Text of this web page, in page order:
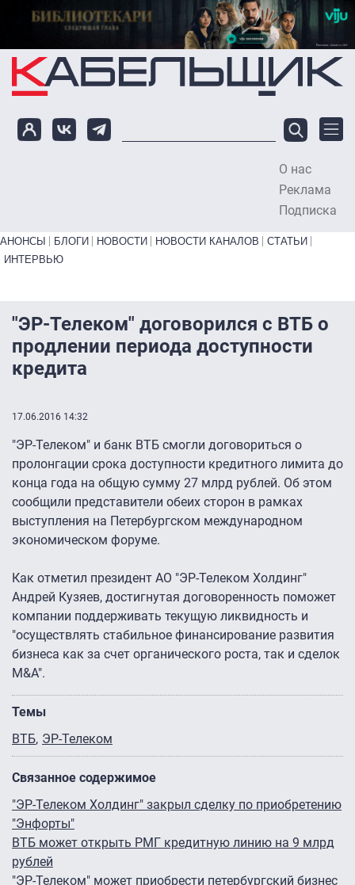
Перейти к основному содержанию
О нас
Реклама
Подписка
Primary links bottom
АНОНСЫ БЛОГИ НОВОСТИ НОВОСТИ КАНАЛОВ
СТАТЬИ
ИНТЕРВЬЮ
"ЭР-Телеком" договорился с ВТБ о
продлении периода доступности
кредита
17.06.2016 14:32
"ЭР-Телеком" и банк ВТБ смогли договориться о
пролонгации срока доступности кредитного лимита до
конца года на общую сумму 27 млрд рублей. Об этом
сообщили представители обеих сторон в рамках
выступления на Петербургском международном
экономическом форуме.
Как отметил президент АО "ЭР-Телеком Холдинг"
Андрей Кузяев, достигнутая договоренность поможет
компании поддерживать текущую ликвидность и
"осуществлять стабильное финансирование развития
бизнеса как за счет органического роста, так и сделок
M&A".
Темы
ВТБ ЭР-Телеком
Связанное содержимое
"ЭР-Телеком Холдинг" закрыл сделку по приобретению
"Энфорты"
ВТБ может открыть РМГ кредитную линию на 9 млрд
рублей
"ЭР-Телеком" может приобрести петербургский бизнес